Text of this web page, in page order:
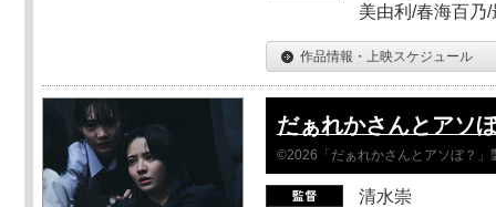
美由利/春海百乃
作品情報・上映スケジュール
だぁれかさんとアソ
©2026「だぁれかさんとアソぼ？」
清水崇